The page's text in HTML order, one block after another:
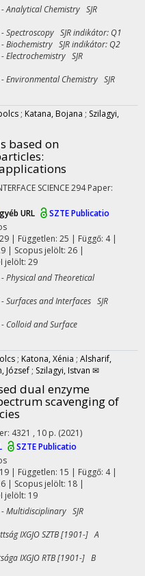
Analytical Chemistry SJR
Spectroscopy SJR indikátor: Q1
Biochemistry SJR indikátor: Q2
Electrochemistry SJR
Environmental Chemistry SJR
; Katana, Bojana ; Szilagyi,
based on
SCIENCE294 Paper:
URL
SZTE Publicatio
| Független: 25 | Függő: 4 |
| Scopus jelölt: 26 |
jelölt: 29
Physical and Theoretical
Surfaces and Interfaces SJR
Colloid and Surface
; Katona, Xénia ; Alsharif,
József ; Szilagyi, Istvan ✉
dual enzyme
scavenging of
4321 , 10 p. (2021)
SZTE Publicatio
| Független: 15 | Függő: 4 |
| Scopus jelölt: 18 |
jelölt: 19
Multidisciplinary SJR
IXGJO SZTB [1901-] A
IXGJO RTB [1901-] B